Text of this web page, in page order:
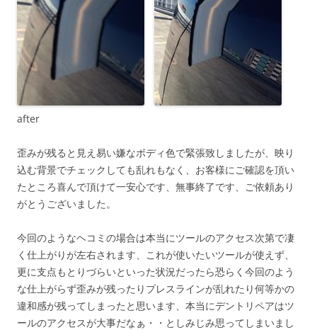
after
歪みが残ると見え易い嫌なボディ色で緊張致しましたが、映り
込む背景でチェックしても乱れもなく、お客様にご確認を頂い
たところ喜んで頂けて一安心です、無事終了です、ご依頼あり
がとうございました。
今回のようなヘコミの場合は本当にツールのアクセス次第で凄
く仕上がりが左右されます、これが使いたいツールが使えず、
更に支点もとりづらいといった状況だったら恐らく今回のよう
な仕上がらず歪みが残ったりプレスラインが乱れたり何等かの
違和感が残ってしまったと思います、本当にデントリペアはツ
ールのアクセスが大事だなぁ・・としみじみ思ってしまいまし